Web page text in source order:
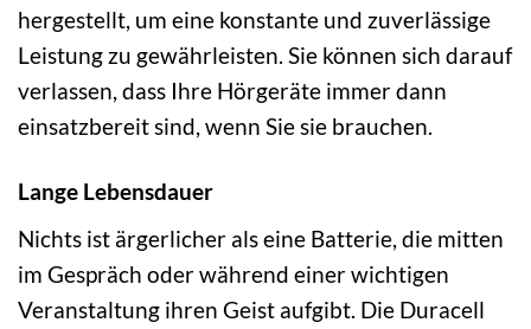
hergestellt, um eine konstante und zuverlässige
Leistung zu gewährleisten. Sie können sich darauf
verlassen, dass Ihre Hörgeräte immer dann
einsatzbereit sind, wenn Sie sie brauchen.
Lange Lebensdauer
Nichts ist ärgerlicher als eine Batterie, die mitten
im Gespräch oder während einer wichtigen
Veranstaltung ihren Geist aufgibt. Die Duracell